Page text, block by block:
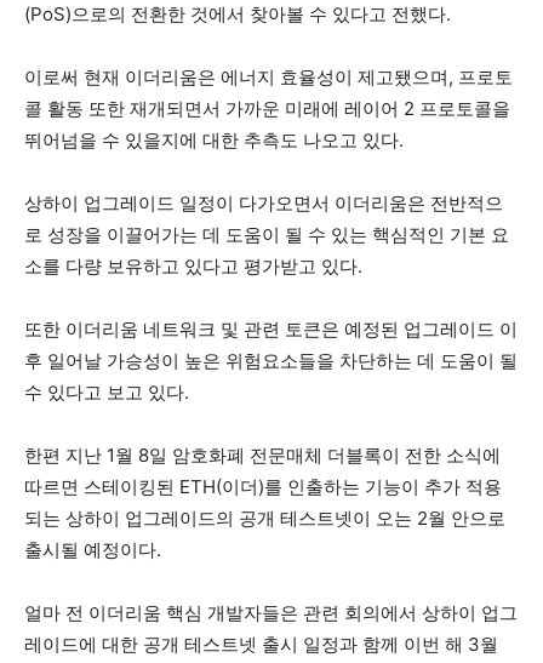
(PoS)으로의 전환한 것에서 찾아볼 수 있다고 전했다.
이로써 현재 이더리움은 에너지 효율성이 제고됐으며, 프로토
콜 활동 또한 재개되면서 가까운 미래에 레이어 2 프로토콜을
뛰어넘을 수 있을지에 대한 추측도 나오고 있다.
상하이 업그레이드 일정이 다가오면서 이더리움은 전반적으
로 성장을 이끌어가는 데 도움이 될 수 있는 핵심적인 기본 요
소를 다량 보유하고 있다고 평가받고 있다.
또한 이더리움 네트워크 및 관련 토큰은 예정된 업그레이드 이
후 일어날 가승성이 높은 위험요소들을 차단하는 데 도움이 될
수 있다고 보고 있다.
한편 지난 1월 8일 암호화폐 전문매체 더블록이 전한 소식에
따르면 스테이킹된 ETH(이더)를 인출하는 기능이 추가 적용
되는 상하이 업그레이드의 공개 테스트넷이 오는 2월 안으로
출시될 예정이다.
얼마 전 이더리움 핵심 개발자들은 관련 회의에서 상하이 업그
레이드에 대한 공개 테스트넷 출시 일정과 함께 이번 해 3월